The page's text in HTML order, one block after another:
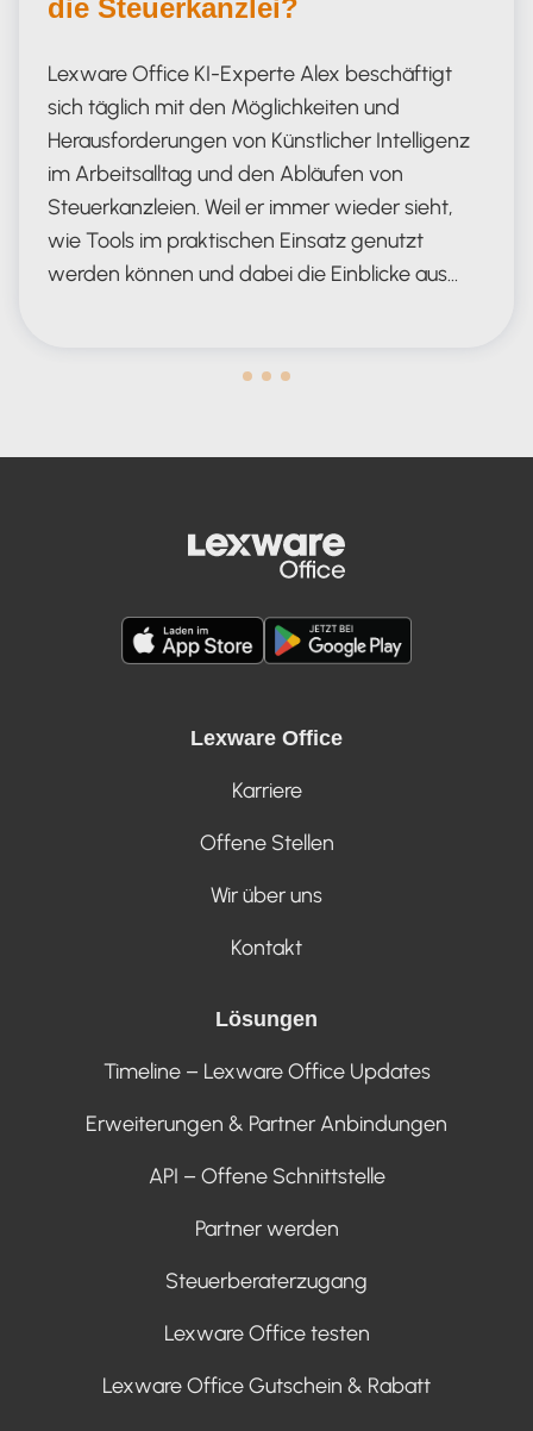
die Steuerkanzlei?
Lexware Office KI-Experte Alex beschäftigt
sich täglich mit den Möglichkeiten und
Herausforderungen von Künstlicher Intelligenz
im Arbeitsalltag und den Abläufen von
Steuerkanzleien. Weil er immer wieder sieht,
wie Tools im praktischen Einsatz genutzt
werden können und dabei die Einblicke aus…
Lexware Office
Karriere
Offene Stellen
Wir über uns
Kontakt
Lösungen
Timeline – Lexware Office Updates
Erweiterungen & Partner Anbindungen
API – Offene Schnittstelle
Partner werden
Steuerberaterzugang
Lexware Office testen
Lexware Office Gutschein & Rabatt